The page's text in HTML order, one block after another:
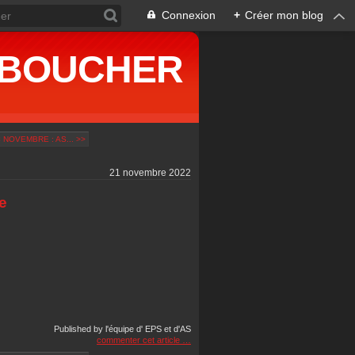
Connexion + Créer mon blog
NOVEMBRE : AS... >>
21 novembre 2022
Published by l'équipe d' EPS et d'AS
commenter cet article